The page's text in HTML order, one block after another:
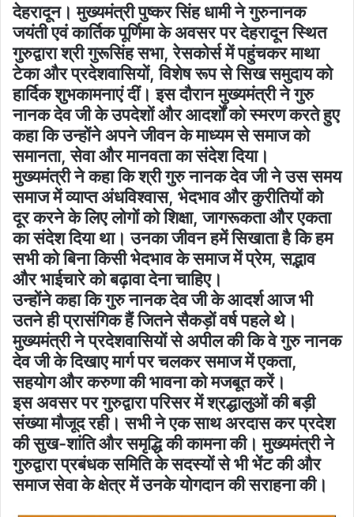
देहरादून। मुख्यमंत्री पुष्कर सिंह धामी ने गुरुनानक
जयंती एवं कार्तिक पूर्णिमा के अवसर पर देहरादून स्थित
गुरुद्वारा श्री गुरूसिंह सभा, रेसकोर्स में पहुंचकर माथा
टेका और प्रदेशवासियों, विशेष रूप से सिख समुदाय को
हार्दिक शुभकामनाएं दीं। इस दौरान मुख्यमंत्री ने गुरु
नानक देव जी के उपदेशों और आदर्शों को स्मरण करते हुए
कहा कि उन्होंने अपने जीवन के माध्यम से समाज को
समानता, सेवा और मानवता का संदेश दिया।
मुख्यमंत्री ने कहा कि श्री गुरु नानक देव जी ने उस समय
समाज में व्याप्त अंधविश्वास, भेदभाव और कुरीतियों को
दूर करने के लिए लोगों को शिक्षा, जागरूकता और एकता
का संदेश दिया था। उनका जीवन हमें सिखाता है कि हम
सभी को बिना किसी भेदभाव के समाज में प्रेम, सद्भाव
और भाईचारे को बढ़ावा देना चाहिए।
उन्होंने कहा कि गुरु नानक देव जी के आदर्श आज भी
उतने ही प्रासंगिक हैं जितने सैकड़ों वर्ष पहले थे।
मुख्यमंत्री ने प्रदेशवासियों से अपील की कि वे गुरु नानक
देव जी के दिखाए मार्ग पर चलकर समाज में एकता,
सहयोग और करुणा की भावना को मजबूत करें।
इस अवसर पर गुरुद्वारा परिसर में श्रद्धालुओं की बड़ी
संख्या मौजूद रही। सभी ने एक साथ अरदास कर प्रदेश
की सुख-शांति और समृद्धि की कामना की। मुख्यमंत्री ने
गुरुद्वारा प्रबंधक समिति के सदस्यों से भी भेंट की और
समाज सेवा के क्षेत्र में उनके योगदान की सराहना की।